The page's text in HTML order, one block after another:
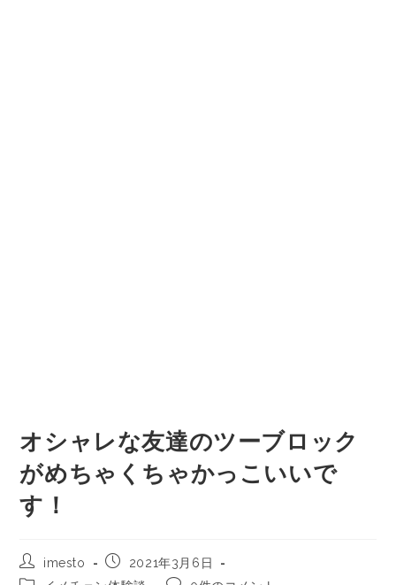
オシャレな友達のツーブロック
がめちゃくちゃかっこいいで
す！
imesto
2021年3月6日